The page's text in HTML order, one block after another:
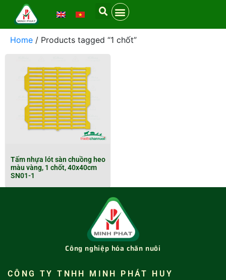
Home / Products tagged “1 chốt”
Tấm nhựa lót sàn chuồng heo
màu vàng, 1 chốt, 40x40cm
SN01-1
Công nghiệp hóa chăn nuôi
CÔNG TY TNHH MINH PHÁT HUY